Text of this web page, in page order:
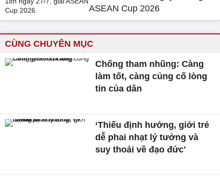
ASEAN Cup 2026
CÙNG CHUYÊN MỤC
Chống tham nhũng: Càng
làm tốt, càng củng cố lòng
tin của dân
‘Thiếu định hướng, giới trẻ
dễ phai nhạt lý tưởng và
suy thoái về đạo đức'